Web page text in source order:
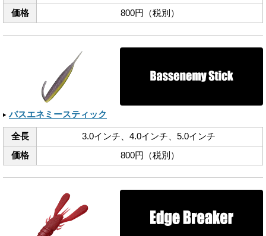
価格
800円（税別）
バスエネミースティック
全長
3.0インチ、​4.0インチ、​5.0インチ
価格
800円（税別）